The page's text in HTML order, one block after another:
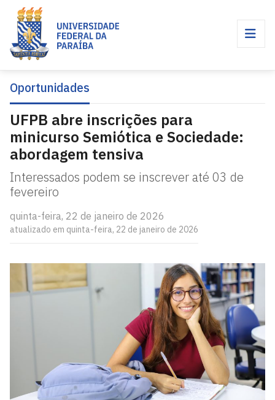
Oportunidades
UFPB abre inscrições para
minicurso Semiótica e Sociedade:
abordagem tensiva
Interessados podem se inscrever até 03 de
fevereiro
quinta-feira, 22 de janeiro de 2026
atualizado em quinta-feira, 22 de janeiro de 2026